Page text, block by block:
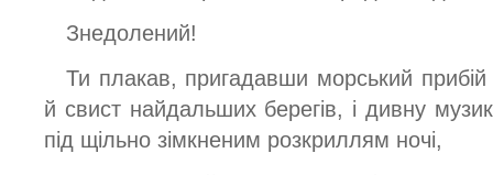
Знедолений!
Ти плакав, пригадавши морський прибій
й свист найдальших берегів, і дивну
під щільно зімкненим розкриллям ночі,